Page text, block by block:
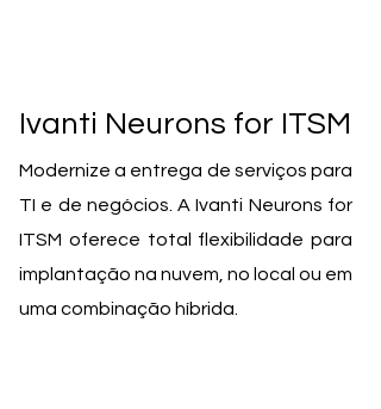
Ivanti Neurons for ITSM
Modernize a entrega de serviços para
TI e de negócios. A Ivanti Neurons for
ITSM oferece total flexibilidade para
implantação na nuvem, no local ou em
uma combinação híbrida.